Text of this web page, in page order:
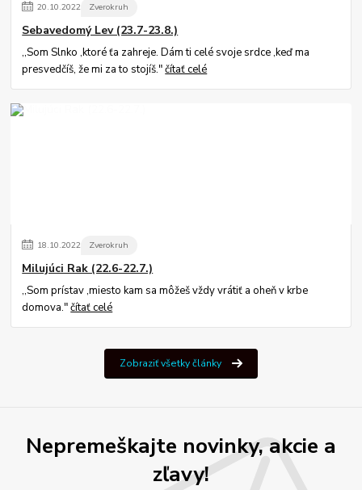
20.10.2022 Zverokruh
Sebavedomý Lev (23.7-23.8.)
,,Som Slnko ,ktoré ťa zahreje. Dám ti celé svoje srdce ,keď ma
presvedčíš, že mi za to stojíš."čítať celé
18.10.2022 Zverokruh
Milujúci Rak (22.6-22.7.)
,,Som prístav ,miesto kam sa môžeš vždy vrátiť a oheň v krbe
domova."čítať celé
Zobraziť všetky články
Nepremeškajte novinky, akcie a
zľavy!